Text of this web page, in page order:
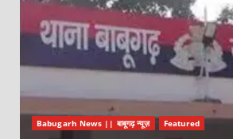
Babugarh News || बाबूगढ़ न्यूज़ Featured